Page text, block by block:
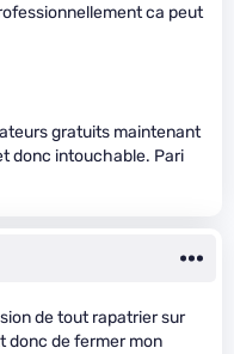
ca peut
gratuits maintenant
donc intouchable. Pari
de tout rapatrier sur
donc de fermer mon